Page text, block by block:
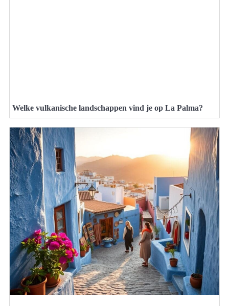
Welke vulkanische landschappen vind je op La Palma?